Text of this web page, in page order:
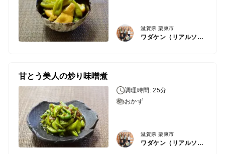
滋賀県 栗東市
ワダケン（リアルソイルハウス）
甘とう美人の炒り味噌煮
調理時間: 25分
おかず
滋賀県 栗東市
ワダケン（リアルソイルハウス）